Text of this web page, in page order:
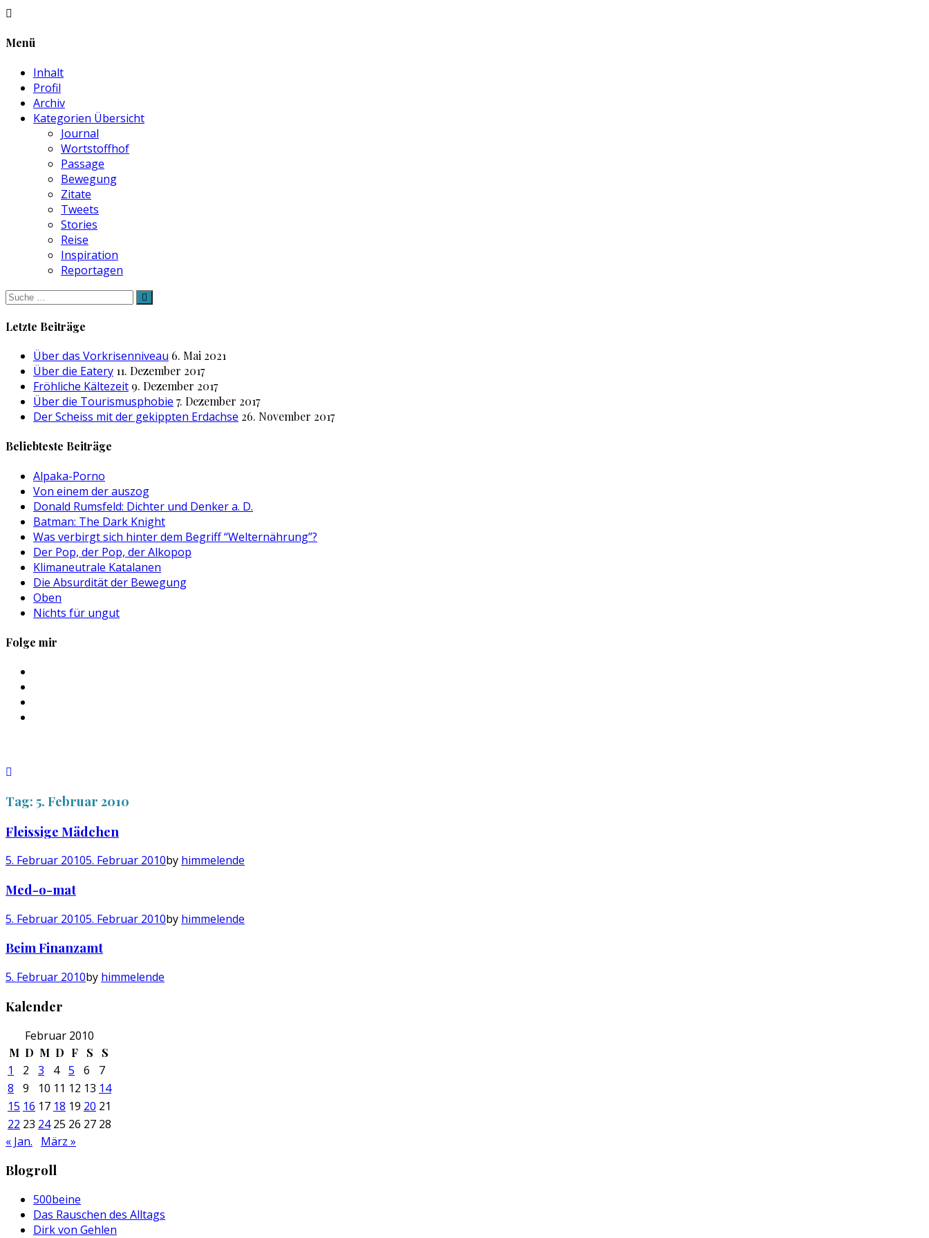
Menü
Inhalt
Profil
Archiv
Kategorien Übersicht
Journal
Wortstoffhof
Passage
Bewegung
Zitate
Tweets
Stories
Reise
Inspiration
Reportagen
Suche
nach:
Letzte Beiträge
Über das Vorkrisenniveau 6. Mai 2021
Über die Eatery 11. Dezember 2017
Fröhliche Kältezeit 9. Dezember 2017
Über die Tourismusphobie 7. Dezember 2017
Der Scheiss mit der gekippten Erdachse 26. November 2017
Beliebteste Beiträge
Alpaka-Porno
Von einem der auszog
Donald Rumsfeld: Dichter und Denker a. D.
Batman: The Dark Knight
Was verbirgt sich hinter dem Begriff “Welternährung”?
Der Pop, der Pop, der Alkopop
Klimaneutrale Katalanen
Die Absurdität der Bewegung
Oben
Nichts für ungut
Folge mir
anzeigen
Tag: 5. Februar 2010
Fleissige Mädchen
5. Februar 20105. Februar 2010by himmelende
Med-o-mat
5. Februar 20105. Februar 2010by himmelende
Beim Finanzamt
5. Februar 2010by himmelende
Kalender
Februar 2010
M D M D F S S
1 2 3 4 5 6
7
8
9 10 11 12 13 14
15 16 17 18 19 20 21
22 23 24 25 26 27 28
« Jan.
März »
Blogroll
500beine
Das Rauschen des Alltags
Dirk von Gehlen